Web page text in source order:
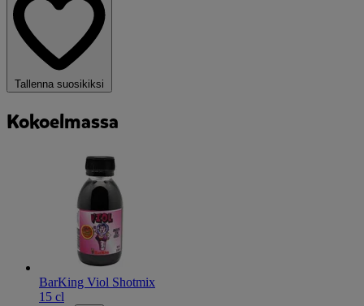
Tallenna suosikiksi
Kokoelmassa
BarKing Viol Shotmix
15 cl